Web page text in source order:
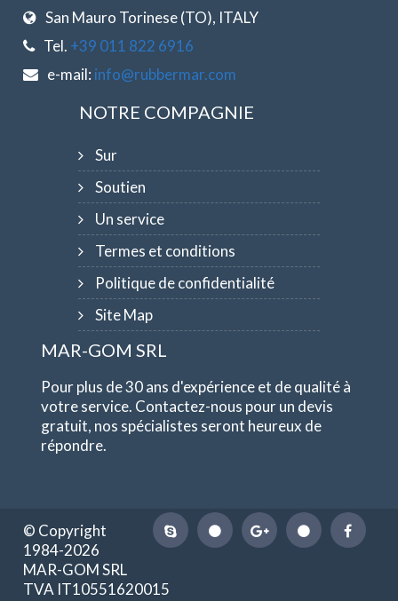
San Mauro Torinese (TO), ITALY
Tel. +39 011 822 6916
e-mail: info@rubbermar.com
NOTRE COMPAGNIE
Sur
Soutien
Un service
Termes et conditions
Politique de confidentialité
Site Map
MAR-GOM SRL
Pour plus de 30 ans d'expérience et de qualité à
votre service. Contactez-nous pour un devis
gratuit, nos spécialistes seront heureux de
répondre.
© Copyright
1984-2026
MAR-GOM SRL
TVA IT10551620015